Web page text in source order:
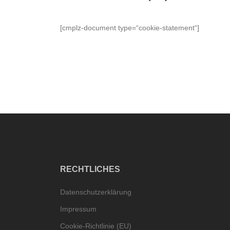
[cmplz-document type=“cookie-statement“]
RECHTLICHES
Datenschutzerklärung
Impressum
Cookie-Richtlinie (EU)